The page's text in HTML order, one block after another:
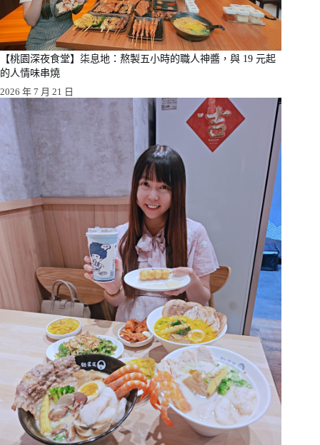
【桃園深夜食堂】柒息地：熬製五小時的職人神醬，與 19 元起
的人情味串燒
2026 年 7 月 21 日